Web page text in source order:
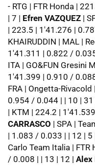
- RTG | FTR Honda |
| 7 | Efren VAZQUEZ |
| 223.5 | 1'41.276 |
KHAIRUDDIN | MAL |
1'41.311 | 0.822 /
ITA | GO&FUN Gresini
1'41.399 | 0.910 /
FRA | Ongetta-
0.954 / 0.044 | | 10 | 31
| KTM | 224.2 |
CARRASCO | SPA |
| 1.083 / 0.033 | | 12 | 5
Carlo Team Italia |
/ 0.008 | | 13 | 12 | Alex